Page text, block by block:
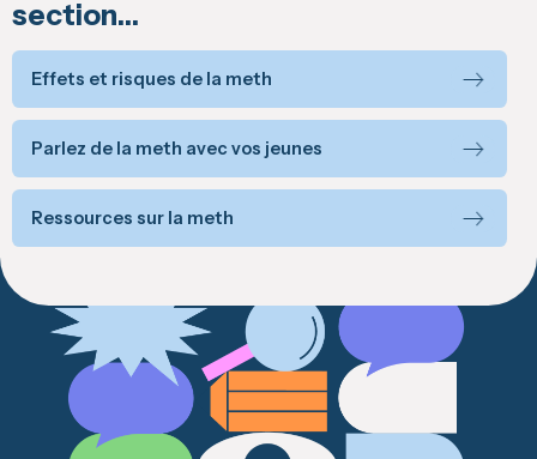
section…
Effets et risques de la meth
Parlez de la meth avec vos jeunes
Ressources sur la meth